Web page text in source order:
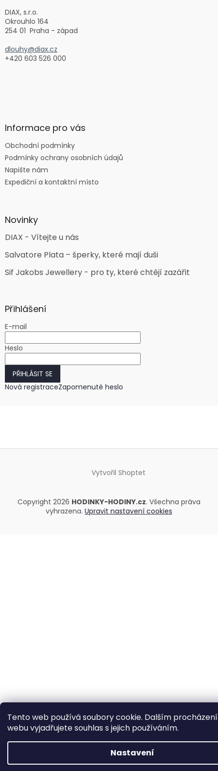
Tento web používá soubory cookie. Dalším
webu vyjadřujete souhlas s jejich používáním.
Nastavení
DIAX, s.r.o.
Okrouhlo 164
254 01 Praha - západ
dlouhy@diax.cz
+420 603 526 000
Informace pro vás
Obchodní podmínky
Podmínky ochrany osobních údajů
Napište nám
Expediční a kontaktní místo
Novinky
DIAX - Vítejte u nás
Salvatore Plata – šperky, které mají duši
Sif Jakobs Jewellery - pro ty, které chtějí zazářit
Přihlášení
E-mail
Heslo
PŘIHLÁSIT SE
Nová registraceZapomenuté heslo
Vytvořil Shoptet
Copyright 2026 HODINKY-HODINY.cz. Všechna práva
vyhrazena. Upravit nastavení cookies